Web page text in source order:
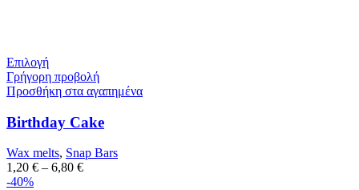
Επιλογή
Γρήγορη προβολή
Προσθήκη στα αγαπημένα
Birthday Cake
Wax melts, Snap Bars
1,20 € – 6,80 €
-40%